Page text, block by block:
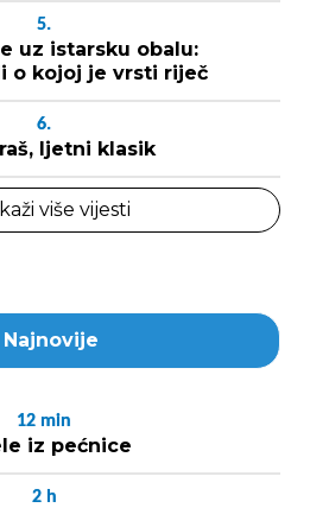
5.
uz istarsku obalu:
o kojoj je vrsti riječ
6.
ljetni klasik
više vijesti
Najnovije
12 min
iz pećnice
2 h